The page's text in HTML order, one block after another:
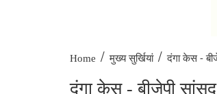
Home / मुख्य सुर्खियां / दंगा केस -
दंगा केस - बीजेपी